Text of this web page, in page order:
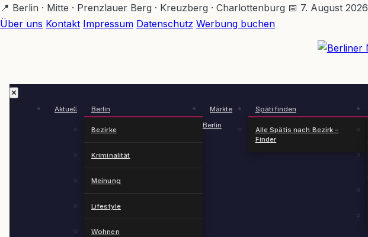
Zum
Hauptinhalt
📍 Berlin · Mitte · Prenzlauer Berg · Kreuzberg · Charlottenburg 📅 7. August 2026
Über uns Kontakt Impressum Datenschutz Werbung buchen
✕
Aktuell Berlin
Bezirke
Kriminalität
Meinung
Lifestyle
Wohnen
Märkte
Berlin
Späti finden
Alle Spätis nach Bezirk –
Finder